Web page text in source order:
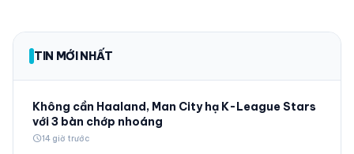
TIN MỚI NHẤT
Không cần Haaland, Man City hạ K-League Stars
với 3 bàn chớp nhoáng
schedule14 giờ trước